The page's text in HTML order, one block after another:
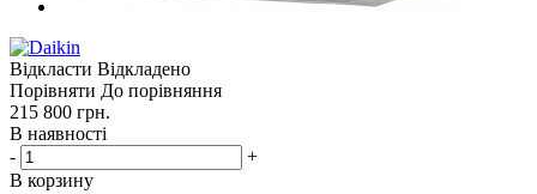
Відкласти Відкладено
Порівняти До порівняння
215 800 грн.
В наявності
-
+
В корзину